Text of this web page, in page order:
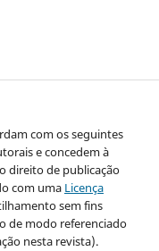
com os seguintes
e concedem à
direito de publicação
com uma Licença
sem fins
de modo referenciado
nesta revista).